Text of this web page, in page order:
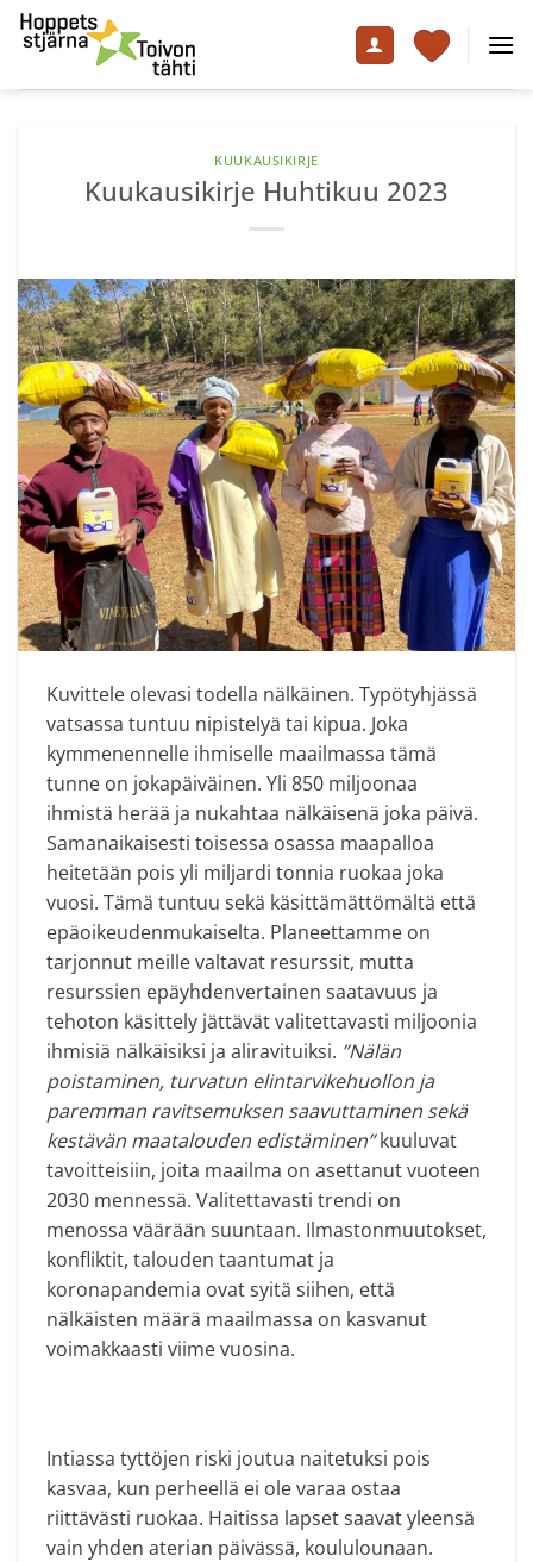
Skip
KUUKAUSIKIRJE
Kuukausikirje Huhtikuu 2023
Kuvittele olevasi todella nälkäinen. Typötyhjässä
vatsassa tuntuu nipistelyä tai kipua. Joka
kymmenennelle ihmiselle maailmassa tämä
tunne on jokapäiväinen. Yli 850 miljoonaa
ihmistä herää ja nukahtaa nälkäisenä joka päivä.
Samanaikaisesti toisessa osassa maapalloa
heitetään pois yli miljardi tonnia ruokaa joka
vuosi. Tämä tuntuu sekä käsittämättömältä että
epäoikeudenmukaiselta. Planeettamme on
tarjonnut meille valtavat resurssit, mutta
resurssien epäyhdenvertainen saatavuus ja
tehoton käsittely jättävät valitettavasti miljoonia
ihmisiä nälkäisiksi ja aliravituiksi. ”Nälän
poistaminen, turvatun elintarvikehuollon ja
paremman ravitsemuksen saavuttaminen sekä
kestävän maatalouden edistäminen”kuuluvat
tavoitteisiin, joita maailma on asettanut vuoteen
2030 mennessä. Valitettavasti trendi on
menossa väärään suuntaan. Ilmastonmuutokset,
konfliktit, talouden taantumat ja
koronapandemia ovat syitä siihen, että
nälkäisten määrä maailmassa on kasvanut
voimakkaasti viime vuosina.
Intiassa tyttöjen riski joutua naitetuksi pois
kasvaa, kun perheellä ei ole varaa ostaa
riittävästi ruokaa. Haitissa lapset saavat yleensä
vain yhden aterian päivässä, koululounaan.